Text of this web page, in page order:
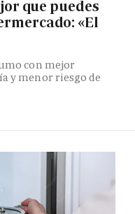
que puedes
«El
con mejor
y menor riesgo de